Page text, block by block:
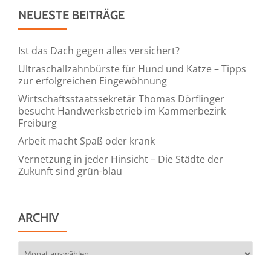
NEUESTE BEITRÄGE
Ist das Dach gegen alles versichert?
Ultraschallzahnbürste für Hund und Katze – Tipps
zur erfolgreichen Eingewöhnung
Wirtschaftsstaatssekretär Thomas Dörflinger
besucht Handwerksbetrieb im Kammerbezirk
Freiburg
Arbeit macht Spaß oder krank
Vernetzung in jeder Hinsicht – Die Städte der
Zukunft sind grün-blau
ARCHIV